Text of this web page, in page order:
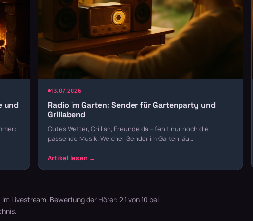
und
13.07.2026
Radio im Garten: Sender für Gartenparty und
Grillabend
Gutes Wetter, Grill an, Freunde da – fehlt nur noch die
passende Musik. Welcher Sender im Garten läu…
Livestream. Bewertung der Hörer: 2,1 von 10 bei